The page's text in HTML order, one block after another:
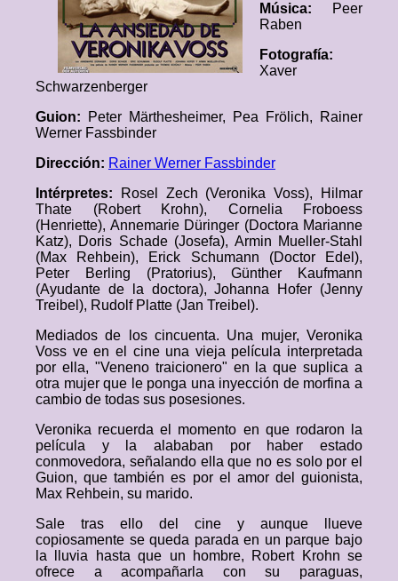
Música:
Peer
Raben
Fotografía:
Xaver
Schwarzenberger
Guion:
Peter Märthesheimer, Pea Frölich, Rainer
Werner Fassbinder
Dirección: Rainer Werner Fassbinder
Intérpretes:
Rosel Zech (Veronika Voss), Hilmar
Thate (Robert Krohn), Cornelia Froboess
(Henriette), Annemarie Düringer (Doctora Marianne
Katz), Doris Schade (Josefa), Armin Mueller-Stahl
(Max Rehbein), Erick Schumann (Doctor Edel),
Peter Berling (Pratorius), Günther Kaufmann
(Ayudante de la doctora), Johanna Hofer (Jenny
Treibel), Rudolf Platte (Jan Treibel).
Mediados de los cincuenta. Una mujer, Veronika
Voss ve en el cine una vieja película interpretada
por ella, "Veneno traicionero" en la que suplica a
otra mujer que le ponga una inyección de morfina a
cambio de todas sus posesiones.
Veronika recuerda el momento en que rodaron la
película y la alababan por haber estado
conmovedora, señalando ella que no es solo por el
Guion, que también es por el amor del guionista,
Max Rehbein, su marido.
Sale tras ello del cine y aunque llueve
copiosamente se queda parada en un parque bajo
la lluvia hasta que un hombre, Robert Krohn se
ofrece a acompañarla con su paraguas,